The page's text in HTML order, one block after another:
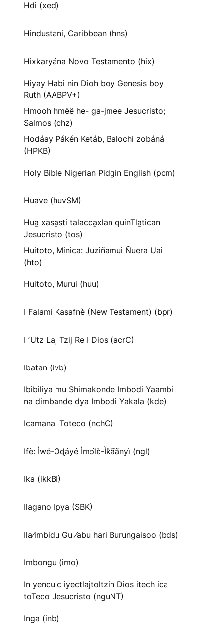
Hdi (xed)
Hindustani, Caribbean (hns)
Hixkaryána Novo Testamento (hix)
Hiyay Habi nin Dioh boy Genesis boy
Ruth (AABPV+)
Hmooh hmëë he- ga-jmee Jesucristo;
Salmos (chz)
Hodáay Pákén Ketáb, Balochi zobáná
(HPKB)
Holy Bible Nigerian Pidgin English (pcm)
Huave (huvSM)
Hua̱ xasa̱sti talacca̱xlan quinTla̱tican
Jesucristo (tos)
Huitoto, Minica: Juziñamui Ñuera Uai
(hto)
Huitoto, Murui (huu)
I Falami Kasafnè (New Testament) (bpr)
I ʼUtz Laj Tzij Re I Dios (acrC)
Ibatan (ivb)
Ibibiliya mu Shimakonde Imbodi Yaambi
na dimbande dya Imbodi Yakala (kde)
Icamanal Toteco (nchC)
Ifè: Ìwé-Ɔ̀ɖáyé Ìmↄl̀ɛ̀-Ìk̀ã́ã̀nyì (ngl)
Ika (ikkBI)
Ilagano Ipya (SBK)
Ila⁄imbidu Gu ⁄abu hari Burungaisoo (bds)
Imbongu (imo)
In yencuic iyectlajtoltzin Dios itech ica
toTeco Jesucristo (nguNT)
Inga (inb)